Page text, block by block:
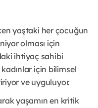
yaştaki her çocuğun
olması için
ihtiyaç sahibi
için bilimsel
ve uyguluyor.
yaşamın en kritik